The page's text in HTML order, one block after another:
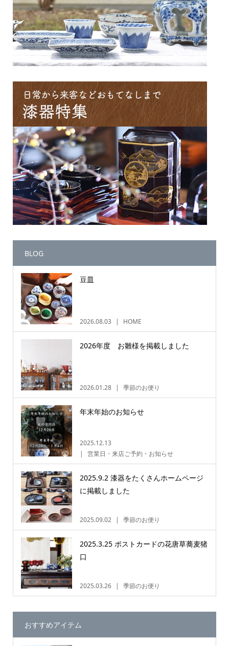
BLOG
豆皿
2026.08.03 HOME
2026年度 お雛様を掲載しました
2026.01.28 季節のお便り
年末年始のお知らせ
2025.12.13
営業日・来店ご予約・お知らせ
2025.9.2 漆器をたくさんホームページ
に掲載しました
2025.09.02 季節のお便り
2025.3.25 ポストカードの花唐草蕎麦猪
口
2025.03.26 季節のお便り
おすすめアイテム